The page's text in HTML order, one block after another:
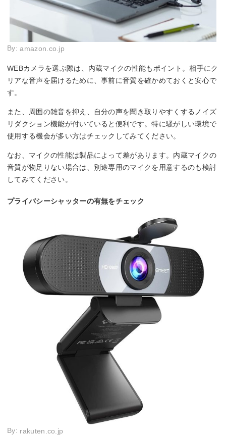
By:amazon.co.jp
WEBカメラを選ぶ際は、内蔵マイクの性能もポイント。相手にク
リアな音声を届けるために、事前に音質を確かめておくと安心で
す。
また、周囲の雑音を抑え、自分の声を聞き取りやすくするノイズ
リダクション機能が付いていると便利です。特に騒がしい環境で
使用する機会が多い方はチェックしてみてください。
なお、マイクの性能は製品によって差があります。内蔵マイクの
音質が物足りない場合は、別途専用のマイクを用意するのも検討
してみてください。
プライバシーシャッターの有無をチェック
By: rakuten.co.jp